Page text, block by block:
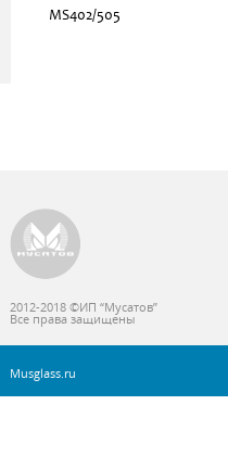
MS402/505
2012-2018 ©ИП “Мусатов”
Все права защищены
Musglass.ru